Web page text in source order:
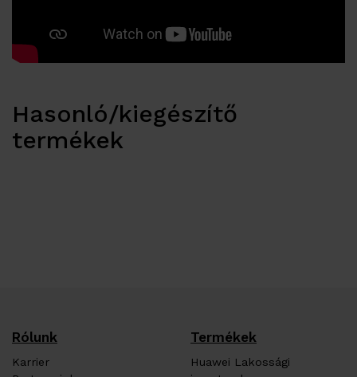
Hasonló/kiegészítő
termékek
Rólunk
Karrier
Termékek
Huawei Lakossági